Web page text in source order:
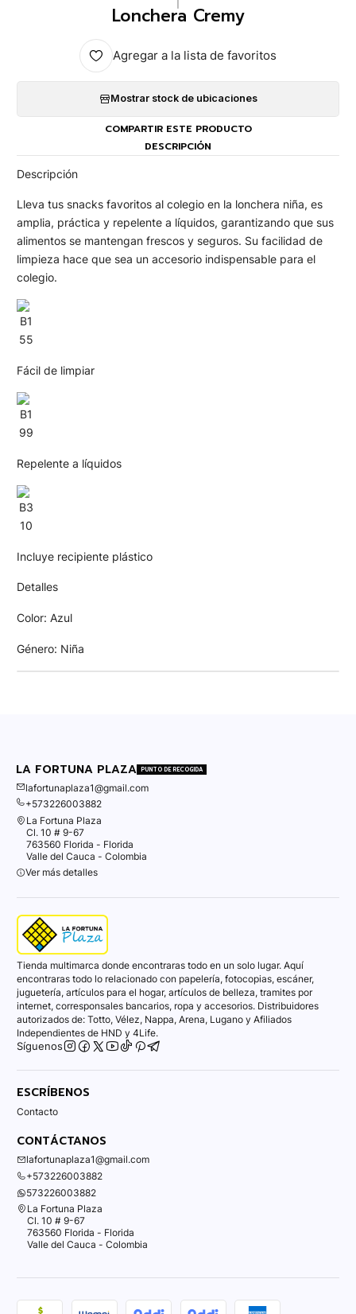
Lonchera Cremy
Agregar a la lista de favoritos
Mostrar stock de ubicaciones
COMPARTIR ESTE PRODUCTO
DESCRIPCIÓN
Descripción
Lleva tus snacks favoritos al colegio en la lonchera niña, es
amplia, práctica y repelente a líquidos, garantizando que sus
alimentos se mantengan frescos y seguros. Su facilidad de
limpieza hace que sea un accesorio indispensable para el
colegio.
Fácil de limpiar
Repelente a líquidos
Incluye recipiente plástico
Detalles
Color: Azul
Género: Niña
LA FORTUNA PLAZA PUNTO DE RECOGIDA
lafortunaplaza1@gmail.com
+573226003882
La Fortuna Plaza
Cl. 10 # 9-67
763560 Florida - Florida
Valle del Cauca - Colombia
Ver más detalles
Tienda multimarca donde encontraras todo en un solo lugar. Aquí
encontraras todo lo relacionado con papelería, fotocopias, escáner,
juguetería, artículos para el hogar, artículos de belleza, tramites por
internet, corresponsales bancarios, ropa y accesorios. Distribuidores
autorizados de: Totto, Vélez, Nappa, Arena, Lugano y Afiliados
Independientes de HND y 4Life.
Síguenos
ESCRÍBENOS
Contacto
CONTÁCTANOS
lafortunaplaza1@gmail.com
+573226003882
573226003882
La Fortuna Plaza
Cl. 10 # 9-67
763560 Florida - Florida
Valle del Cauca - Colombia